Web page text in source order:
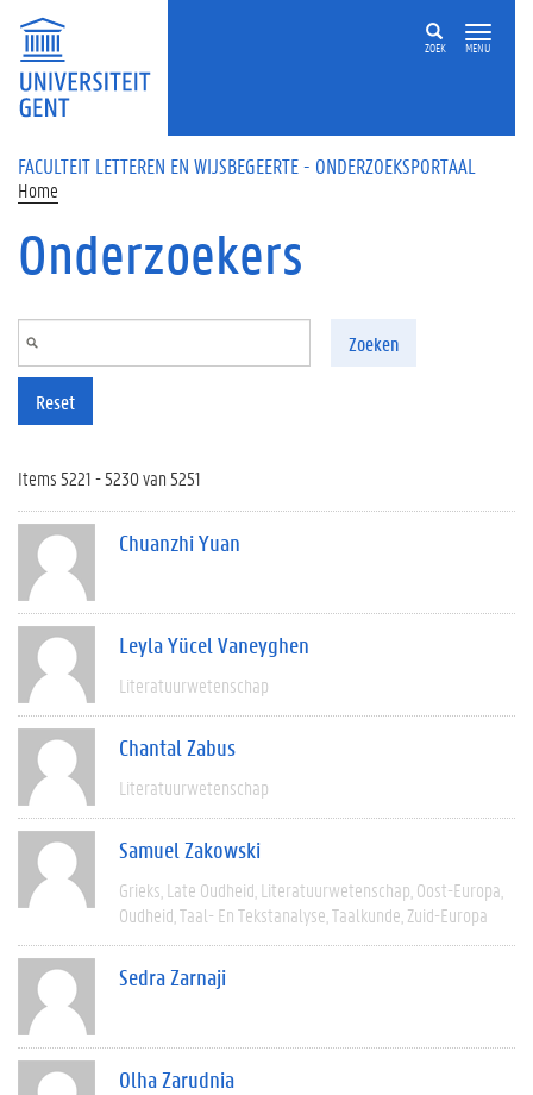
Overslaan en naar de inhoud gaan
ZOEK MENU
FACULTEIT LETTEREN EN WIJSBEGEERTE - ONDERZOEKSPORTAAL
Home
Onderzoekers
Zoeken
Reset
Items 5221 - 5230 van 5251
Chuanzhi Yuan
Leyla Yücel Vaneyghen
Literatuurwetenschap
Chantal Zabus
Literatuurwetenschap
Samuel Zakowski
Grieks Late Oudheid Literatuurwetenschap Oost-Europa
Oudheid Taal- En Tekstanalyse Taalkunde Zuid-Europa
Sedra Zarnaji
Olha Zarudnia